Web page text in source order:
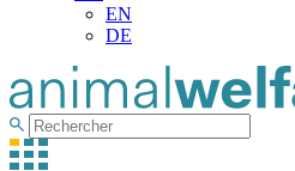
EN
DE